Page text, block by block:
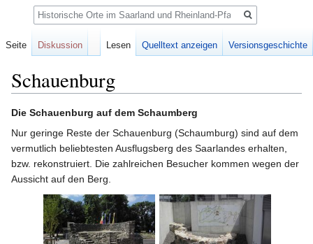
Schauenburg
Zur
Navigation
springen
Zur
Suche
springen
Die Schauenburg auf dem Schaumberg
Nur geringe Reste der Schauenburg (Schaumburg) sind auf dem
vermutlich beliebtesten Ausflugsberg des Saarlandes erhalten,
bzw. rekonstruiert. Die zahlreichen Besucher kommen wegen der
Aussicht auf den Berg.
Seite Diskussion Lesen Quelltext anzeigen Versionsgeschichte
Suche